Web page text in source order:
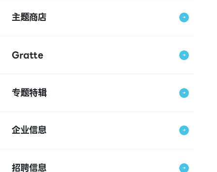
主题商店
Gratte
专题特辑
企业信息
招聘信息